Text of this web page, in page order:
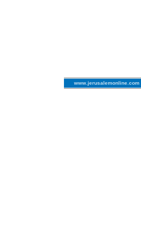
www.jerusalemonline.com